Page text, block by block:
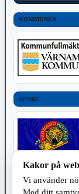
KOMMUNEN
SPORT
TILLVERKNING
Kakor på
Vi använder